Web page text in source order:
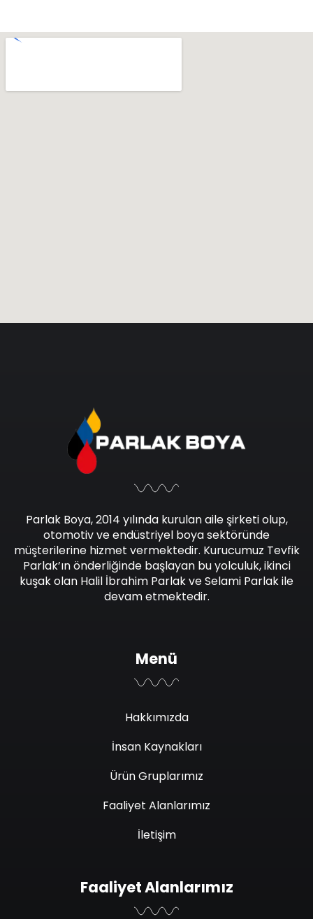
Parlak Boya, 2014 yılında kurulan aile şirketi olup,
otomotiv ve endüstriyel boya sektöründe
müşterilerine hizmet vermektedir. Kurucumuz Tevfik
Parlak’ın önderliğinde başlayan bu yolculuk, ikinci
kuşak olan Halil İbrahim Parlak ve Selami Parlak ile
devam etmektedir.
Menü
Hakkımızda
İnsan Kaynakları
Ürün Gruplarımız
Faaliyet Alanlarımız
İletişim
Faaliyet Alanlarımız